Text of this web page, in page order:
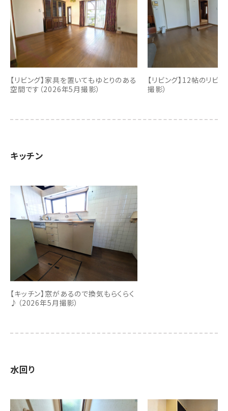
【リビング】家具を置いてもゆとりのある
空間です（2026年5月撮影）
【リビング】12帖のリビ
撮影）
キッチン
【キッチン】窓があるので換気もらくらく
♪（2026年5月撮影）
水回り